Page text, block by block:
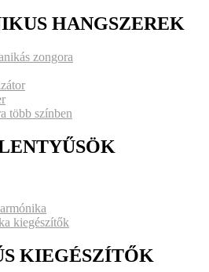
HANGSZEREK
zongora
több színben
kiegészítők
KIEGÉSZÍTŐK